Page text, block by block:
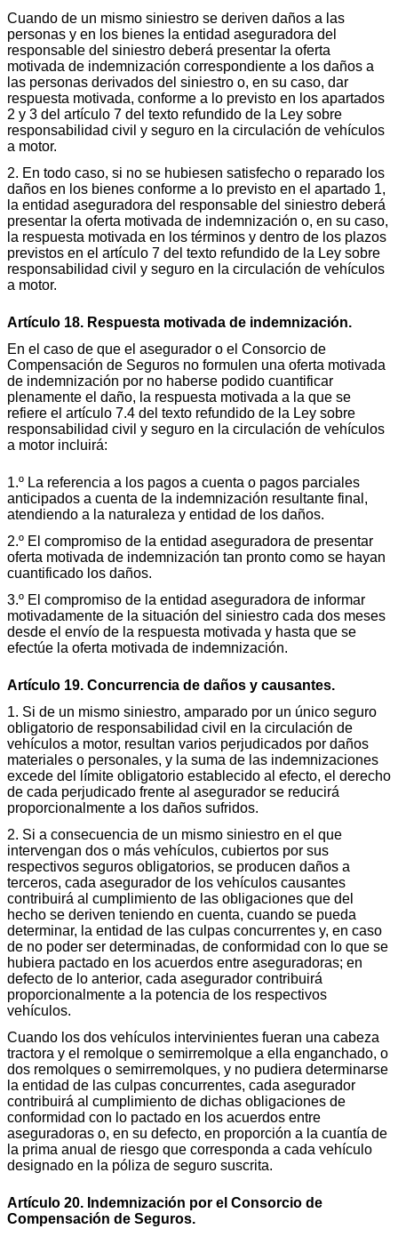
Cuando de un mismo siniestro se deriven daños a las
personas y en los bienes la entidad aseguradora del
responsable del siniestro deberá presentar la oferta
motivada de indemnización correspondiente a los daños a
las personas derivados del siniestro o, en su caso, dar
respuesta motivada, conforme a lo previsto en los apartados
2 y 3 del artículo 7 del texto refundido de la Ley sobre
responsabilidad civil y seguro en la circulación de vehículos
a motor.
2. En todo caso, si no se hubiesen satisfecho o reparado los
daños en los bienes conforme a lo previsto en el apartado 1,
la entidad aseguradora del responsable del siniestro deberá
presentar la oferta motivada de indemnización o, en su caso,
la respuesta motivada en los términos y dentro de los plazos
previstos en el artículo 7 del texto refundido de la Ley sobre
responsabilidad civil y seguro en la circulación de vehículos
a motor.
Artículo 18. Respuesta motivada de indemnización.
En el caso de que el asegurador o el Consorcio de
Compensación de Seguros no formulen una oferta motivada
de indemnización por no haberse podido cuantificar
plenamente el daño, la respuesta motivada a la que se
refiere el artículo 7.4 del texto refundido de la Ley sobre
responsabilidad civil y seguro en la circulación de vehículos
a motor incluirá:
1.º La referencia a los pagos a cuenta o pagos parciales
anticipados a cuenta de la indemnización resultante final,
atendiendo a la naturaleza y entidad de los daños.
2.º El compromiso de la entidad aseguradora de presentar
oferta motivada de indemnización tan pronto como se hayan
cuantificado los daños.
3.º El compromiso de la entidad aseguradora de informar
motivadamente de la situación del siniestro cada dos meses
desde el envío de la respuesta motivada y hasta que se
efectúe la oferta motivada de indemnización.
Artículo 19. Concurrencia de daños y causantes.
1. Si de un mismo siniestro, amparado por un único seguro
obligatorio de responsabilidad civil en la circulación de
vehículos a motor, resultan varios perjudicados por daños
materiales o personales, y la suma de las indemnizaciones
excede del límite obligatorio establecido al efecto, el derecho
de cada perjudicado frente al asegurador se reducirá
proporcionalmente a los daños sufridos.
2. Si a consecuencia de un mismo siniestro en el que
intervengan dos o más vehículos, cubiertos por sus
respectivos seguros obligatorios, se producen daños a
terceros, cada asegurador de los vehículos causantes
contribuirá al cumplimiento de las obligaciones que del
hecho se deriven teniendo en cuenta, cuando se pueda
determinar, la entidad de las culpas concurrentes y, en caso
de no poder ser determinadas, de conformidad con lo que se
hubiera pactado en los acuerdos entre aseguradoras; en
defecto de lo anterior, cada asegurador contribuirá
proporcionalmente a la potencia de los respectivos
vehículos.
Cuando los dos vehículos intervinientes fueran una cabeza
tractora y el remolque o semirremolque a ella enganchado, o
dos remolques o semirremolques, y no pudiera determinarse
la entidad de las culpas concurrentes, cada asegurador
contribuirá al cumplimiento de dichas obligaciones de
conformidad con lo pactado en los acuerdos entre
aseguradoras o, en su defecto, en proporción a la cuantía de
la prima anual de riesgo que corresponda a cada vehículo
designado en la póliza de seguro suscrita.
Artículo 20. Indemnización por el Consorcio de
Compensación de Seguros.